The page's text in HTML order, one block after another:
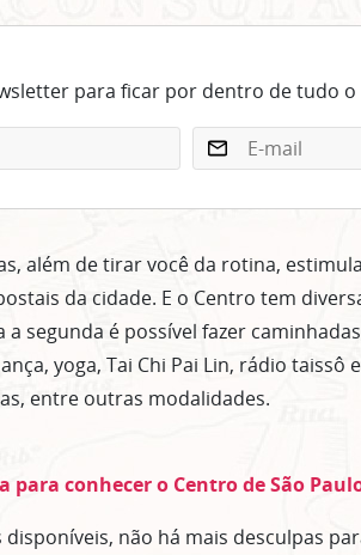
para ficar por dentro de tudo
além de tirar você da rotina,
da cidade. E o Centro tem
a segunda é possível fazer
yoga, Tai Chi Pai Lin, rádio taissô
entre outras modalidades.
para conhecer o Centro de São
não há mais desculpas